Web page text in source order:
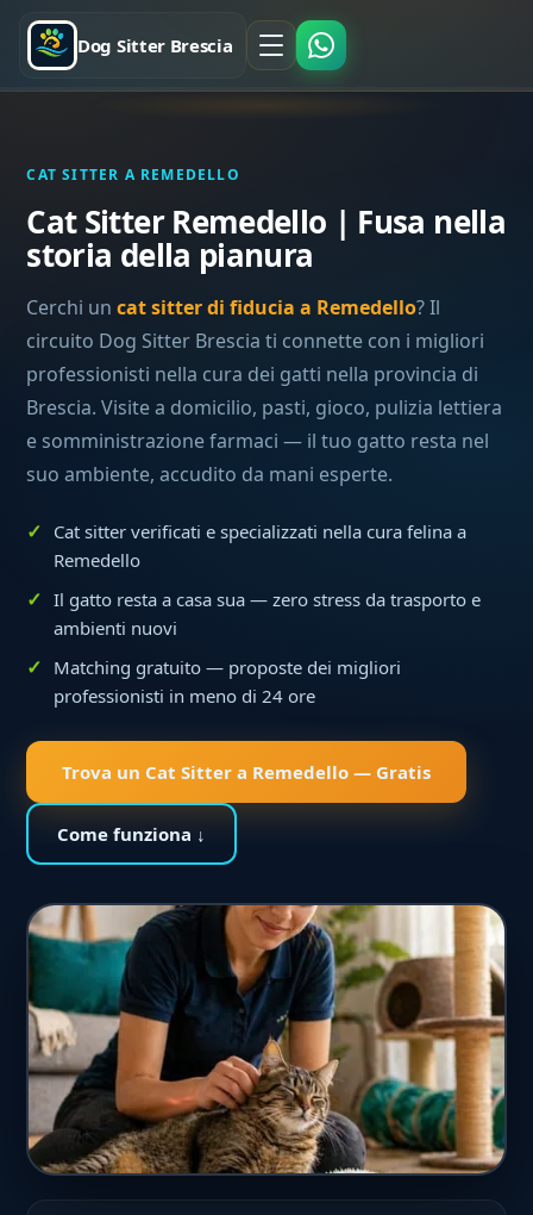
Dog Sitter Brescia
CAT SITTER A REMEDELLO
Cat Sitter Remedello | Fusa nella
storia della pianura
Cerchi uncat sitter di fiducia a Remedello? Il
circuito Dog Sitter Brescia ti connette con i migliori
professionisti nella cura dei gatti nella provincia di
Brescia. Visite a domicilio, pasti, gioco, pulizia lettiera
e somministrazione farmaci — il tuo gatto resta nel
suo ambiente, accudito da mani esperte.
Cat sitter verificati e specializzati nella cura felina a
Remedello
Il gatto resta a casa sua — zero stress da trasporto e
ambienti nuovi
Matching gratuito — proposte dei migliori
professionisti in meno di 24 ore
Trova un Cat Sitter a Remedello — Gratis
Come funziona ↓